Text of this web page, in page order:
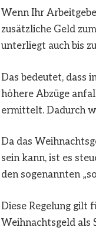
Wenn Ihr
zusätzliche Geld
unterliegt auch bis
Das bedeutet, dass
höhere Abzüge
ermittelt. Dadurch
Da das
sein kann, ist es
den sogenannten
Diese Regelung gilt
Weihnachtsgeld als